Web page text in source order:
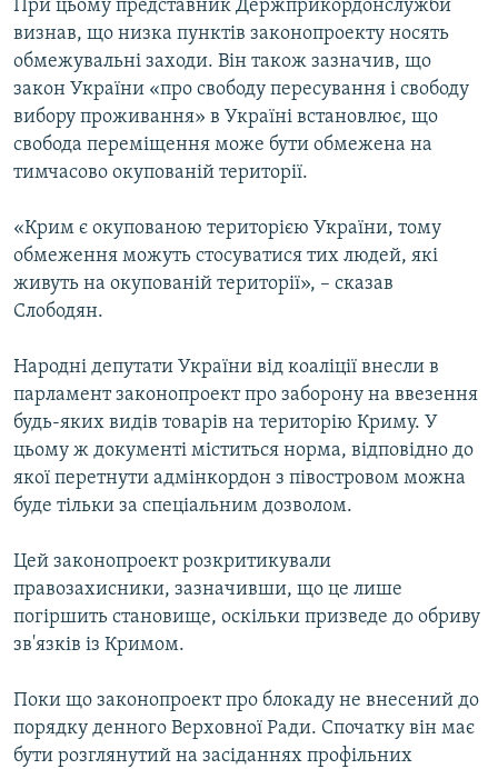
При цьому представник Держприкордонслужби
визнав, що низка пунктів законопроекту носять
обмежувальні заходи. Він також зазначив, що
закон України «про свободу пересування і свободу
вибору проживання» в Україні встановлює, що
свобода переміщення може бути обмежена на
тимчасово окупованій території.
«Крим є окупованою територією України, тому
обмеження можуть стосуватися тих людей, які
живуть на окупованій території», – сказав
Слободян.
Народні депутати України від коаліції внесли в
парламент законопроект про заборону на ввезення
будь-яких видів товарів на територію Криму. У
цьому ж документі міститься норма, відповідно до
якої перетнути адмінкордон з півостровом можна
буде тільки за спеціальним дозволом.
Цей законопроект розкритикували
правозахисники, зазначивши, що це лише
погіршить становище, оскільки призведе до обриву
зв'язків із Кримом.
Поки що законопроект про блокаду не внесений до
порядку денного Верховної Ради. Спочатку він має
бути розглянутий на засіданнях профільних